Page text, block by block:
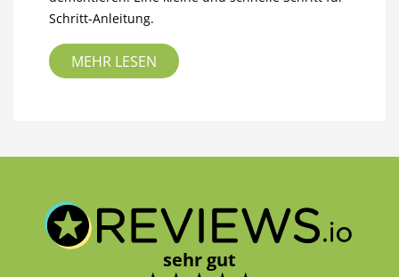
Schritt-Anleitung.
MEHR LESEN
sehr gut